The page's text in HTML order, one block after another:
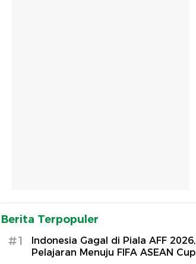
Berita Terpopuler
#1
Indonesia Gagal di Piala AFF 2026,
Pelajaran Menuju FIFA ASEAN Cup